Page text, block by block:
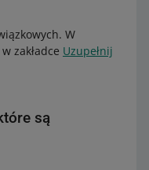
W
zakładce Uzupełnij
są